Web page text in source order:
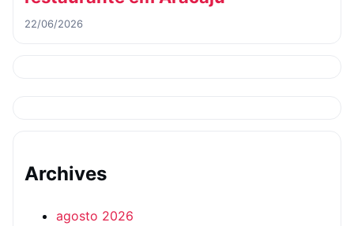
22/06/2026
Archives
agosto 2026